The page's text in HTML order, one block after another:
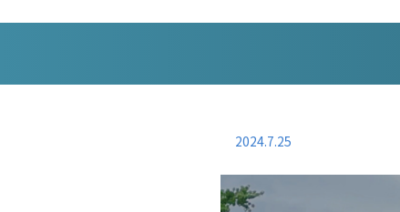
2024.7.25